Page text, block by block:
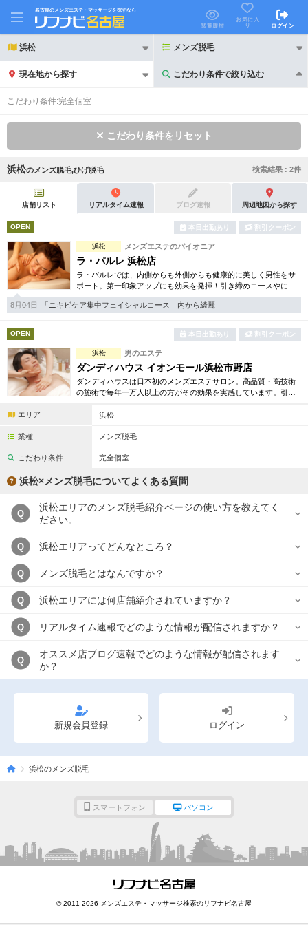
名古屋のメンズエステ・マッサージを探すなら
閲覧履歴
お気に入
り
ログイン
浜松 メンズ脱毛
現在地から探す こだわり条件で絞り込む
こだわり条件で絞り込む
初回割引あり リピーター割引あり
団体割引 ポイントカード有
キャッシュレス決済OK
2名様歓迎 団体様歓迎
完全個室 半個室あり
ペアルームあり シャワー室完備
フットバスあり 岩盤浴あり
専用駐車場あり 有資格者在籍
日本人スタッフのみ
駅から徒歩5分以内
こだわり条件を変更
閉じる
こだわり条件:完全個室
こだわり条件をリセット
浜松の メンズ脱毛,ひげ脱毛 検索結果 : 2件
店舗リスト リアルタイム速報 ブログ速報 周辺地図から探す
OPEN 本日出勤あり 割引クーポン
浜松 メンズエステのパイオニア
ラ・パルレ 浜松店
ラ・パルレでは、内側からも外側からも健康的に美しく男性をサ
ポート。第一印象アップにも効果を発揮！引き締めコースやにき
び内外コース、アロマトリートメント等多彩なメニューをご用
意。まずは体験から是非。
8月04日 「ニキビケア集中フェイシャルコース」内から綺麗
OPEN 本日出勤あり 割引クーポン
浜松 男のエステ
ダンディハウス イオンモール浜松市野店
ダンディハウスは日本初のメンズエステサロン。高品質・高技術
の施術で毎年一万人以上の方がその効果を実感しています。引き
に取り揃えています。
エリア 浜松
業種 メンズ脱毛
こだわり条件 完全個室
浜松×メンズ脱毛についてよくある質問
Q
浜松エリアのメンズ脱毛紹介ページの使い方を教えてく
ださい。
Q 浜松エリアってどんなところ？
Q メンズ脱毛とはなんですか？
Q 浜松エリアには何店舗紹介されていますか？
Q リアルタイム速報でどのような情報が配信されますか？
Q
オススメ店ブログ速報でどのような情報が配信されます
か？
新規会員登録 ログイン
浜松のメンズ脱毛
スマートフォン パソコン
© 2011-2026 メンズエステ・マッサージ検索のリフナビ名古屋